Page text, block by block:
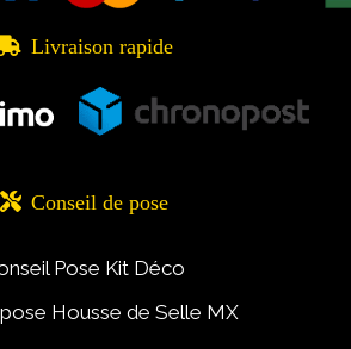
 Livraison rapide
 Conseil de pose
Pose Kit Déco
Housse de Selle MX